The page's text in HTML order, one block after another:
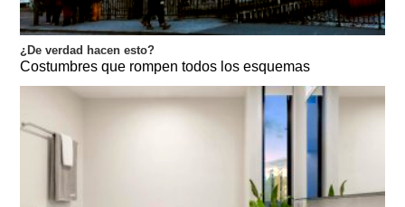
¿De verdad hacen esto?
Costumbres que rompen todos los esquemas